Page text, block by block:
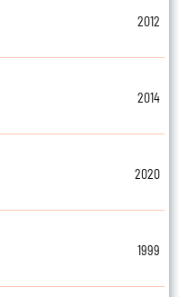
2012
2014
2020
1999